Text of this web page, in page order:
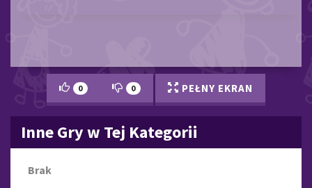
0 0 PEŁNY EKRAN
Inne Gry w Tej Kategorii
Brak